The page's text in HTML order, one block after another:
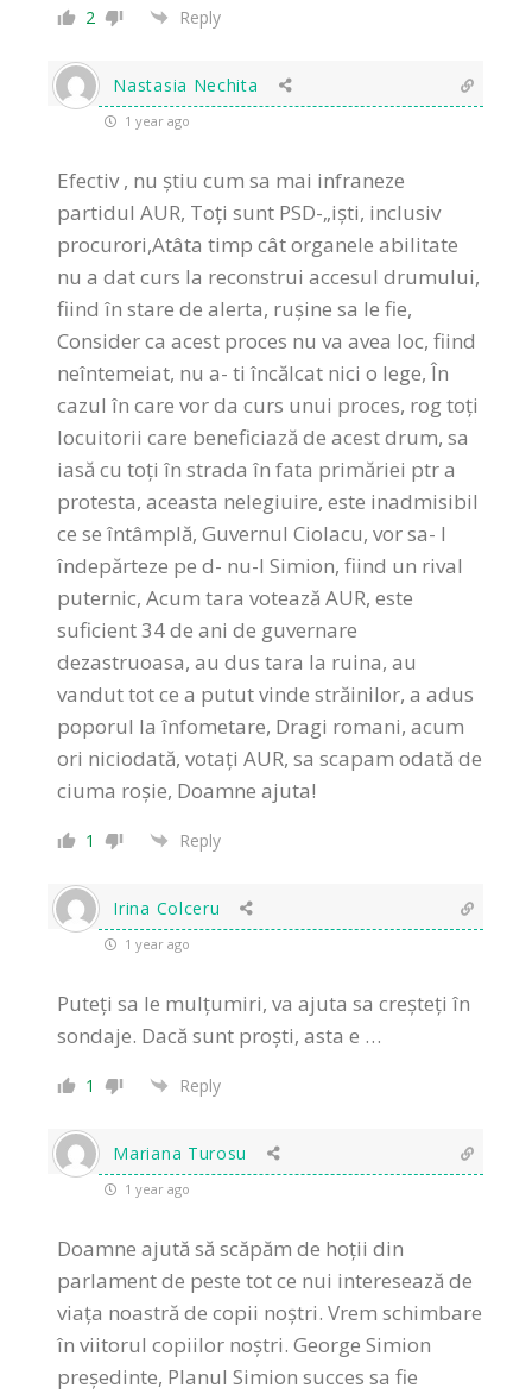
2 Reply
Nastasia Nechita
1 year ago
Efectiv , nu știu cum sa mai infraneze
partidul AUR, Toți sunt PSD-„iști, inclusiv
procurori,Atâta timp cât organele abilitate
nu a dat curs la reconstrui accesul drumului,
fiind în stare de alerta, rușine sa le fie,
Consider ca acest proces nu va avea loc, fiind
neîntemeiat, nu a- ti încălcat nici o lege, În
cazul în care vor da curs unui proces, rog toți
locuitorii care beneficiază de acest drum, sa
iasă cu toți în strada în fata primăriei ptr a
protesta, aceasta nelegiuire, este inadmisibil
ce se întâmplă, Guvernul Ciolacu, vor sa- l
îndepărteze pe d- nu-l Simion, fiind un rival
puternic, Acum tara votează AUR, este
suficient 34 de ani de guvernare
dezastruoasa, au dus tara la ruina, au
vandut tot ce a putut vinde străinilor, a adus
poporul la înfometare, Dragi romani, acum
ori niciodată, votați AUR, sa scapam odată de
ciuma roșie, Doamne ajuta!
1 Reply
Irina Colceru
1 year ago
Puteți sa le mulțumiri, va ajuta sa creșteți în
sondaje. Dacă sunt proști, asta e …
1 Reply
Mariana Turosu
1 year ago
Doamne ajută să scăpăm de hoții din
parlament de peste tot ce nui interesează de
viața noastră de copii noștri. Vrem schimbare
în viitorul copiilor noștri. George Simion
președinte, Planul Simion succes sa fie